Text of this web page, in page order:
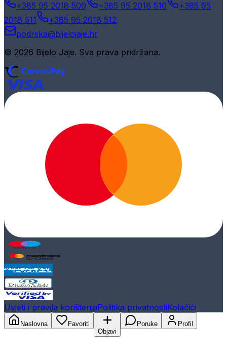
+385 95 2018 509 +385 95 2018 510
+385 95
2018 511
+385 95 2018 512
podrska@bijelojaje.hr
© 2026 Bijelo Jaje. Sva prava pridržana.
Uvjeti i pravila korištenjaPolitika privatnostiKolačići
Naslovna
Favoriti
Objavi
Poruke Profil